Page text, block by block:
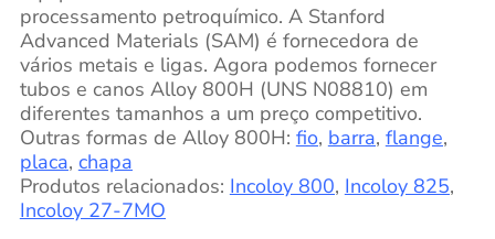
processamento petroquímico. A Stanford
Advanced Materials (SAM) é fornecedora de
vários metais e ligas. Agora podemos fornecer
tubos e canos Alloy 800H (UNS N08810) em
diferentes tamanhos a um preço competitivo.
Outras formas de Alloy 800H: fio, barra, flange,
placa, chapa
Produtos relacionados: Incoloy 800, Incoloy 825,
Incoloy 27-7MO